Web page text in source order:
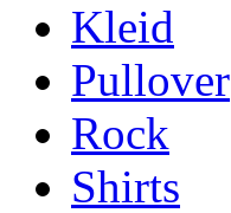
Kleid
Pullover
Rock
Shirts